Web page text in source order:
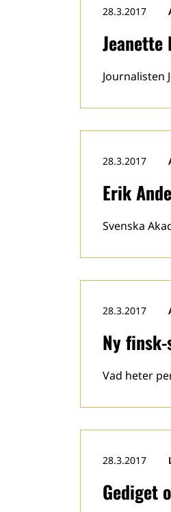
28.3.2017
Journalisten
Erik
28.3.2017
Svenska
Ny
28.3.2017
Vad heter
Gediget
28.3.2017